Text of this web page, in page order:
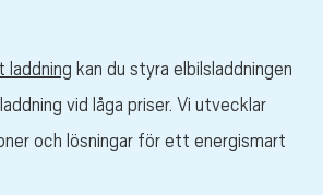
laddning kan du styra elbilsladdningen
vid låga priser. Vi utvecklar
och lösningar för ett energismart